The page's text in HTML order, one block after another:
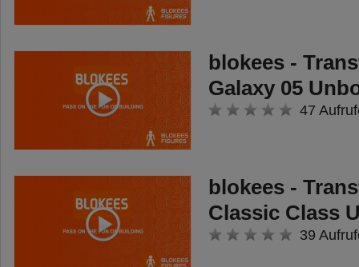
Autospielzeug mit
eindrucksvollem Licht & Zubehör
Das knall-bunte RC Rennauto
lässt schon durch seine Optik
erahnen, dass es voller Energie
und Dynamik steckt! Seine
Bodenbeleuchtung verleiht ihm
eine extra Portion Style und lässt
es auch bei Dunkelheit glänzen.
Dank der praktischen USB-
blokees -
Galaxy 05
47
blokees -
Classic Class
39